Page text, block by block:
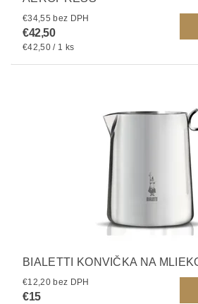
€34,55 bez DPH
€42,50
€42,50 / 1 ks
BIALETTI KONVIČKA NA
€12,20 bez DPH
€15